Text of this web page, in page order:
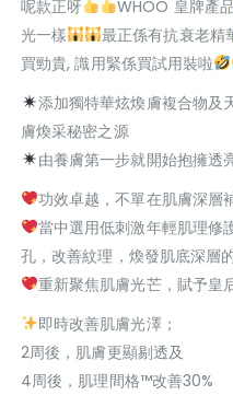
呢款正呀
WHOO 皇牌產品
光一樣
最正係有抗衰老精
買勁貴, 識用緊係買試用裝啦
添加獨特華炫煥膚複合物及
膚煥采秘密之源
由養膚第一步就開始抱擁透
功效卓越，不單在肌膚深層
當中選用低刺激年輕肌理修
孔，改善紋理，煥發肌底深層
重新聚焦肌膚光芒，賦予皇
即時改善肌膚光澤；
2周後，肌膚更顯剔透及
4周後，肌理間格™改善30%